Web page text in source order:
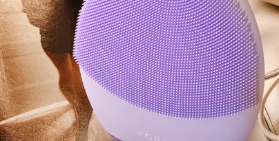
for young skin
massager